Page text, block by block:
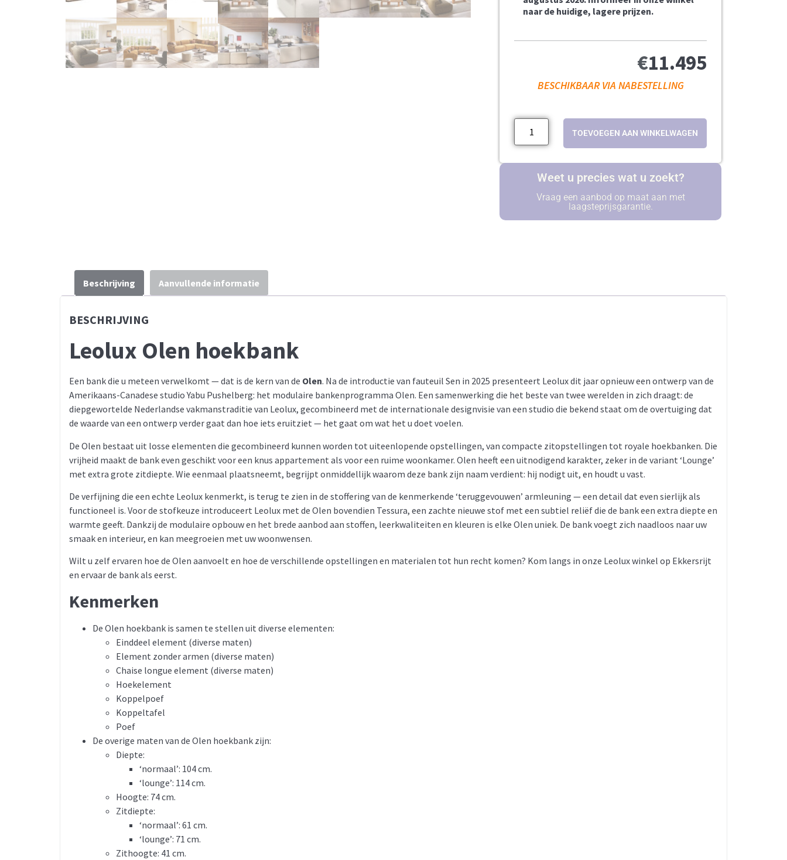
naar de huidige, lagere prijzen.
€11.495
BESCHIKBAAR VIA NABESTELLING
TOEVOEGEN AAN WINKELWAGEN
Weet u precies wat u zoekt?
Vraag een aanbod op maat aan met
laagsteprijsgarantie.
Beschrijving Aanvullende informatie
BESCHRIJVING
Leolux Olen hoekbank
Een bank die u meteen verwelkomt — dat is de kern van de Olen. Na de introductie van fauteuil Sen in 2025 presenteert Leolux dit jaar opnieuw een ontwerp van de
Amerikaans-Canadese studio Yabu Pushelberg: het modulaire bankenprogramma Olen. Een samenwerking die het beste van twee werelden in zich draagt: de
diepgewortelde Nederlandse vakmanstraditie van Leolux, gecombineerd met de internationale designvisie van een studio die bekend staat om de overtuiging dat
de waarde van een ontwerp verder gaat dan hoe iets eruitziet — het gaat om wat het u doet voelen.
De Olen bestaat uit losse elementen die gecombineerd kunnen worden tot uiteenlopende opstellingen, van compacte zitopstellingen tot royale hoekbanken. Die
vrijheid maakt de bank even geschikt voor een knus appartement als voor een ruime woonkamer. Olen heeft een uitnodigend karakter, zeker in de variant ‘Lounge’
met extra grote zitdiepte. Wie eenmaal plaatsneemt, begrijpt onmiddellijk waarom deze bank zijn naam verdient: hij nodigt uit, en houdt u vast.
De verfijning die een echte Leolux kenmerkt, is terug te zien in de stoffering van de kenmerkende ‘teruggevouwen’ armleuning — een detail dat even sierlijk als
functioneel is. Voor de stofkeuze introduceert Leolux met de Olen bovendien Tessura, een zachte nieuwe stof met een subtiel reliëf die de bank een extra diepte en
warmte geeft. Dankzij de modulaire opbouw en het brede aanbod aan stoffen, leerkwaliteiten en kleuren is elke Olen uniek. De bank voegt zich naadloos naar uw
smaak en interieur, en kan meegroeien met uw woonwensen.
Wilt u zelf ervaren hoe de Olen aanvoelt en hoe de verschillende opstellingen en materialen tot hun recht komen? Kom langs in onze Leolux winkel op Ekkersrijt
en ervaar de bank als eerst.
Kenmerken
De Olen hoekbank is samen te stellen uit diverse elementen:
Einddeel element (diverse maten)
Element zonder armen (diverse maten)
Chaise longue element (diverse maten)
Hoekelement
Koppelpoef
Koppeltafel
Poef
De overige maten van de Olen hoekbank zijn:
Diepte:
‘normaal’: 104 cm.
‘lounge’: 114 cm.
Hoogte: 74 cm.
Zitdiepte:
‘normaal’: 61 cm.
‘lounge’: 71 cm.
Zithoogte: 41 cm.